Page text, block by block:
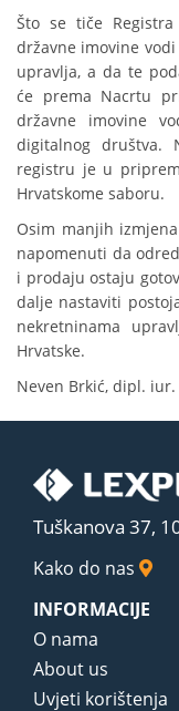
Što se tiče
državne imovine
upravlja, a da te
će prema Nacrtu
državne imovine
digitalnog društva.
registru je u
Hrvatskome saboru.
Osim manjih
napomenuti da
i prodaju ostaju
dalje nastaviti
nekretninama
Hrvatske.
Neven Brkić, dipl. iur.
Tuškanova 37,
Kako do nas
INFORMACIJE
O nama
About us
Uvjeti korištenja